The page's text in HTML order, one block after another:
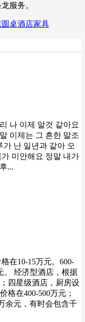
服务。
圆桌酒店家具
나 이제 알것 같아요
이제는 그 흔한 말조
가 난 일년과 같아 오
미안해요 정말 내가
...
在10-15万元。600-
。 经济型酒店，根据
四星级酒店，厨房设
格在400-500万元；
余元，有时会包含千